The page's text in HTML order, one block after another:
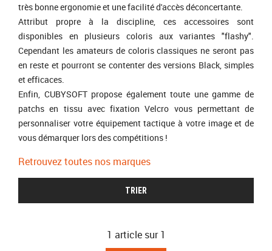
très bonne ergonomie et une facilité d'accès déconcertante.
Attribut propre à la discipline, ces accessoires sont
disponibles en plusieurs coloris aux variantes "flashy".
Cependant les amateurs de coloris classiques ne seront pas
en reste et pourront se contenter des versions Black, simples
et efficaces.
Enfin, CUBYSOFT propose également toute une gamme de
patchs en tissu avec fixation Velcro vous permettant de
personnaliser votre équipement tactique à votre image et de
vous démarquer lors des compétitions !
Retrouvez toutes nos marques
TRIER
1 article sur 1